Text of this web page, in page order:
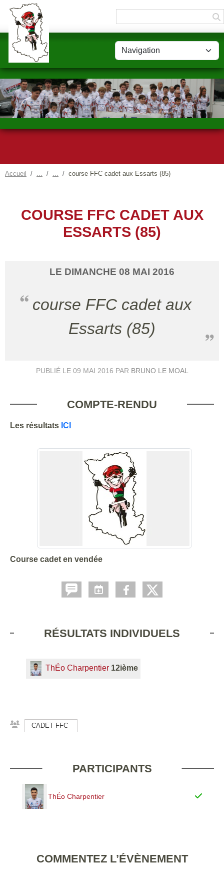
Accueil course FFC cadet aux Essarts (85)
COURSE FFC CADET AUX
ESSARTS (85)
LE DIMANCHE 08 MAI 2016
course FFC cadet aux
Essarts (85)
PUBLIÉ LE 09 MAI 2016 PAR BRUNO LE MOAL
COMPTE-RENDU
Les résultats ICI
Course cadet en vendée
RÉSULTATS INDIVIDUELS
ThÉo Charpentier 12ième
CADET FFC
PARTICIPANTS
ThÉo Charpentier
COMMENTEZ L’ÉVÈNEMENT
Panneau de gestion des cookies